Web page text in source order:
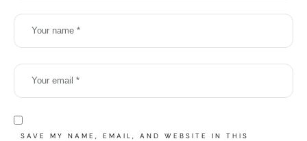
SAVE MY NAME, EMAIL, AND WEBSITE IN THIS